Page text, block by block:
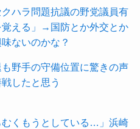
ハラ問題抗議の野党議員有
覚える」→国防とか外交とか
ないのかな？
野手の守備位置に驚きの声
したと思う
むくもうとしている…」浜崎